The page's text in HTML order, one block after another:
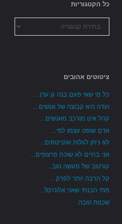
כל הקטגוריות
הקטגוריות
ציטוטים אהובים
כל מי שאי פעם בנה גן עדן...
ועדה היא קבוצה של אנשים...
קהל אינו מורכב מאנשים...
אדם שופט עצמו לפי...
לא ניתן לגלות אוקיינוסים...
אני בחיים לא שוכח פרצופים...
קורטוב של מעשה טוב...
קל הרבה יותר לפרק...
מתי הבנתי שאני אלוהים?...
שכנות טובה